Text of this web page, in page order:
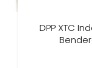
DPP XTC